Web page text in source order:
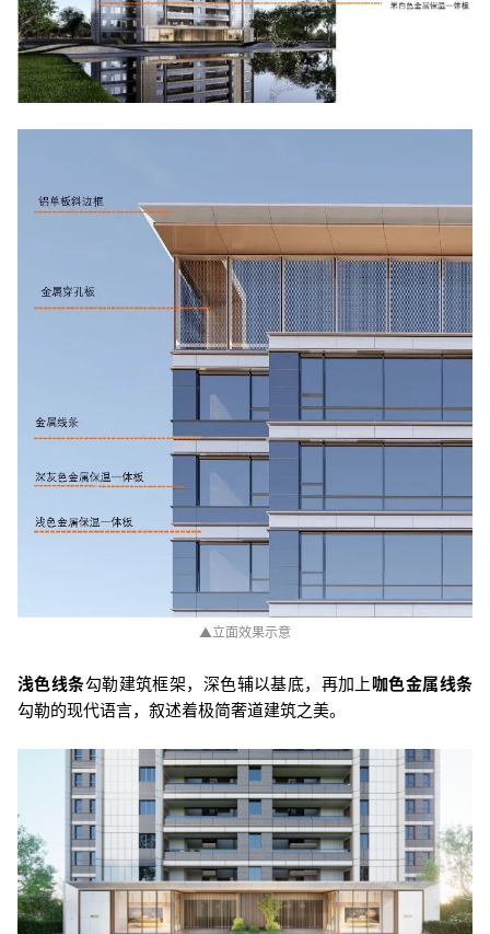
▲立面效果示意
浅色线条勾勒建筑框架，深色辅以基底，再加上咖色金属线条
勾勒的现代语言，叙述着极简奢道建筑之美。